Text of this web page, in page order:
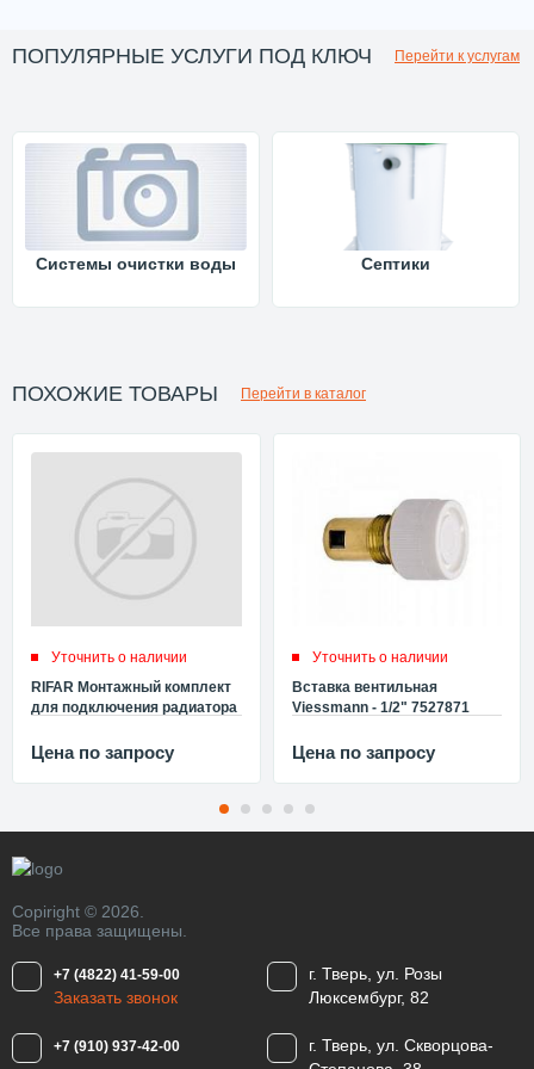
ПОПУЛЯРНЫЕ УСЛУГИ ПОД КЛЮЧ Перейти к услугам
Системы очистки воды Септики
ПОХОЖИЕ ТОВАРЫ Перейти в каталог
Уточнить о наличии
RIFAR Монтажный комплект
для подключения радиатора
Цена по запросу
Уточнить о наличии
Вставка вентильная
Viessmann - 1/2" 7527871
Цена по запросу
Copiright © 2026.
Все права защищены.
+7 (4822) 41-59-00
Заказать звонок
г. Тверь, ул. Розы
Люксембург, 82
+7 (910) 937-42-00
г. Тверь, ул. Скворцова-